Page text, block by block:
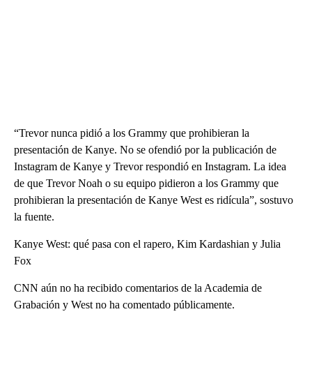
“Trevor nunca pidió a los Grammy que prohibieran la
presentación de Kanye. No se ofendió por la publicación de
Instagram de Kanye y Trevor respondió en Instagram. La idea
de que Trevor Noah o su equipo pidieron a los Grammy que
prohibieran la presentación de Kanye West es ridícula”, sostuvo
la fuente.
Kanye West: qué pasa con el rapero, Kim Kardashian y Julia
Fox
CNN aún no ha recibido comentarios de la Academia de
Grabación y West no ha comentado públicamente.